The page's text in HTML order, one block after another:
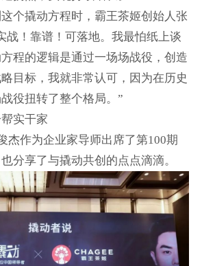
撬动方程时，霸王茶姬创始人张
战！靠谱！可落地。我最怕纸上谈
程的逻辑是通过一场场战役，创造
目标，我就非常认可，因为在历史
役扭转了整个格局。”
实干家
作为企业家导师出席了第100期
分享了与撬动共创的点点滴滴。